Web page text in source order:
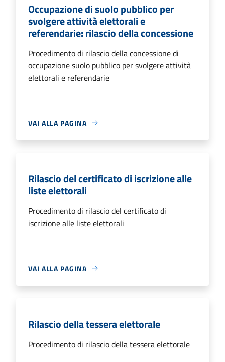
Occupazione di suolo pubblico per
svolgere attività elettorali e
referendarie: rilascio della concessione
Procedimento di rilascio della concessione di
occupazione suolo pubblico per svolgere attività
elettorali e referendarie
VAI ALLA PAGINA
Rilascio del certificato di iscrizione alle
liste elettorali
Procedimento di rilascio del certificato di
iscrizione alle liste elettorali
VAI ALLA PAGINA
Rilascio della tessera elettorale
Procedimento di rilascio della tessera elettorale